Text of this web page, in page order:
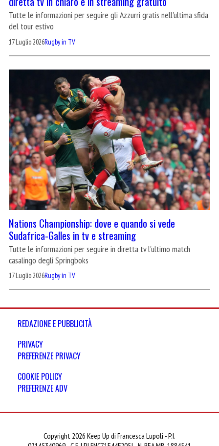
Tutte le informazioni per seguire gli Azzurri gratis nell'ultima sfida
del tour estivo
17 Luglio 2026Rugby in TV
Nations Championship: dove e quando si vede
Sudafrica-Galles in tv e streaming
Tutte le informazioni per seguire in diretta tv l'ultimo match
casalingo degli Springboks
17 Luglio 2026Rugby in TV
REDAZIONE E PUBBLICITÀ
PRIVACY
PREFERENZE PRIVACY
COOKIE POLICY
PREFERENZE ADV
Copyright 2026 Keep Up di Francesca Lupoli - P.I.